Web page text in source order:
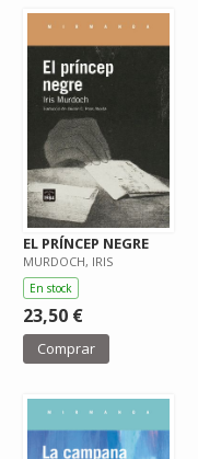
EL PRÍNCEP NEGRE
MURDOCH, IRIS
En stock
23,50 €
Comprar